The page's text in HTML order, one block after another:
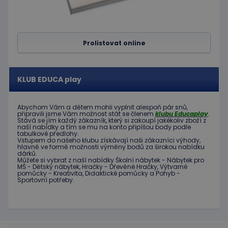
Prolistovat online
KLUB EDUCA play
Abychom Vám a dětem mohli vyplnit alespoň pár snů,
připravili jsmeVám možnost stát se členem klubuEducaplay.
Stává se jím každý zákazník, který si zakoupí jakékoliv zboží z
naší nabídky a tím se mu na konto připíšou body podle
tabulkové předlohy.
Vstupem do našeho klubu získávají naši zákazníci výhody,
hlavně veformě možnosti výměny bodů za širokou nabídku
dárků.
Můžete si vybrat z naší nabídkyŠkolní nábytek- Nábytek pro
MŠ- Dětský nábytek, Hračky- Dřevěné Hračky,Výtvarné
pomůcky- Kreativita, Didaktické pomůcky a Pohyb-
Sportovní potřeby.
ke
eshopcartid
.www.educaplay.cz
2 měsíce
CookieScriptConsent
CookieScript
1 měsíc 2